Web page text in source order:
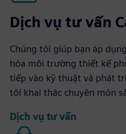
Dịch vụ tư vấn
Chúng tôi giúp bạn áp
hóa môi trường thiết kế
tiếp vào kỹ thuật và phát
tôi khai thác chuyên môn
Dịch vụ tư vấn